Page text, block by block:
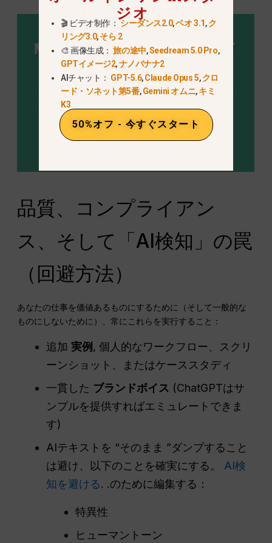
品質、コンプライアン
ス、そして「AI検知」の罠
（回避方法）
あなたの仕事を価値あるものにするために（そして一般的な
ものにしないために）、常にこれらを実行すること：
追加 実例 , 個人的なワークフロー、スクリ
ーンショット、またはケーススタディ
一貫した ブランドボイス (ChatGPTはサ
ンプルを提供すればエミュレートできま
す)
AIテキストを “そのまま ”ダンプすること
は避け、以下のことを確実にする。 AI検
知を避ける. .のために編集する：
特異性
ヒューマントーン
ジオ
🎬 ビデオ制作：シーダンス2.0,ベオ 3.1,ク
リング3.0,そら 2
🎨 画像生成：旅の途中,Seedream 5.0 Pro,
GPTイメージ2,ナノバナナ2
AIチャット： GPT-5.6,Claude Opus 5,クロ
ード・ソネット第5番,Gemini オムニ,キミ
K3
50%オフ - 今すぐスタート